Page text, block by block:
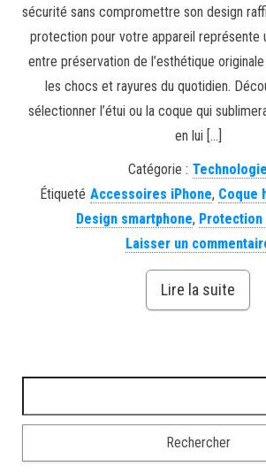
sécurité sans compromettre son design
protection pour votre appareil représente
entre préservation de l’esthétique
les chocs et rayures du quotidien.
sélectionner l’étui ou la coque qui
en lui […]
Catégorie : Technologie
Étiqueté Accessoires iPhone, Coque
Design smartphone,
Laisser un
Lire la suite